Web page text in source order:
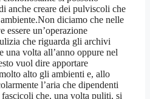
anche creare dei pulviscoli che
diciamo che nelle
essere un’operazione
che riguarda gli archivi
una volta all’anno oppure nel
vuol dire apportare
alto gli ambienti e, allo
l’aria che dipendenti
che, una volta puliti, si